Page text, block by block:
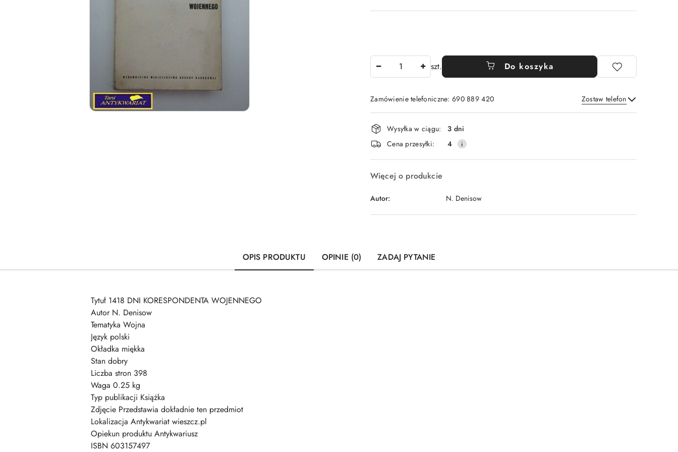
szt. Do koszyka
Zamówienie telefoniczne: 690 889 420 Zostaw telefon
Wyślij
Dostępność
i
dostawa
Wysyłka w ciągu:
3 dni
Cena przesyłki:
4
Więcej o produkcie
Autor: N. Denisow
OPIS PRODUKTU OPINIE (0) ZADAJ PYTANIE
Tytuł 1418 DNI KORESPONDENTA WOJENNEGO
Autor N. Denisow
Tematyka Wojna
Język polski
Okładka miękka
Stan dobry
Liczba stron 398
Waga 0.25 kg
Typ publikacji Książka
Zdjęcie Przedstawia dokładnie ten przedmiot
Lokalizacja Antykwariat wieszcz.pl
Opiekun produktu Antykwariusz
ISBN 603157497